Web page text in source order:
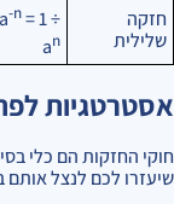
חזקה
שלילית
a-n= 1 ÷
an
אסטרטגיות
חוקי החזקות הם כלי
שיעזרו לכם לנצל אותם